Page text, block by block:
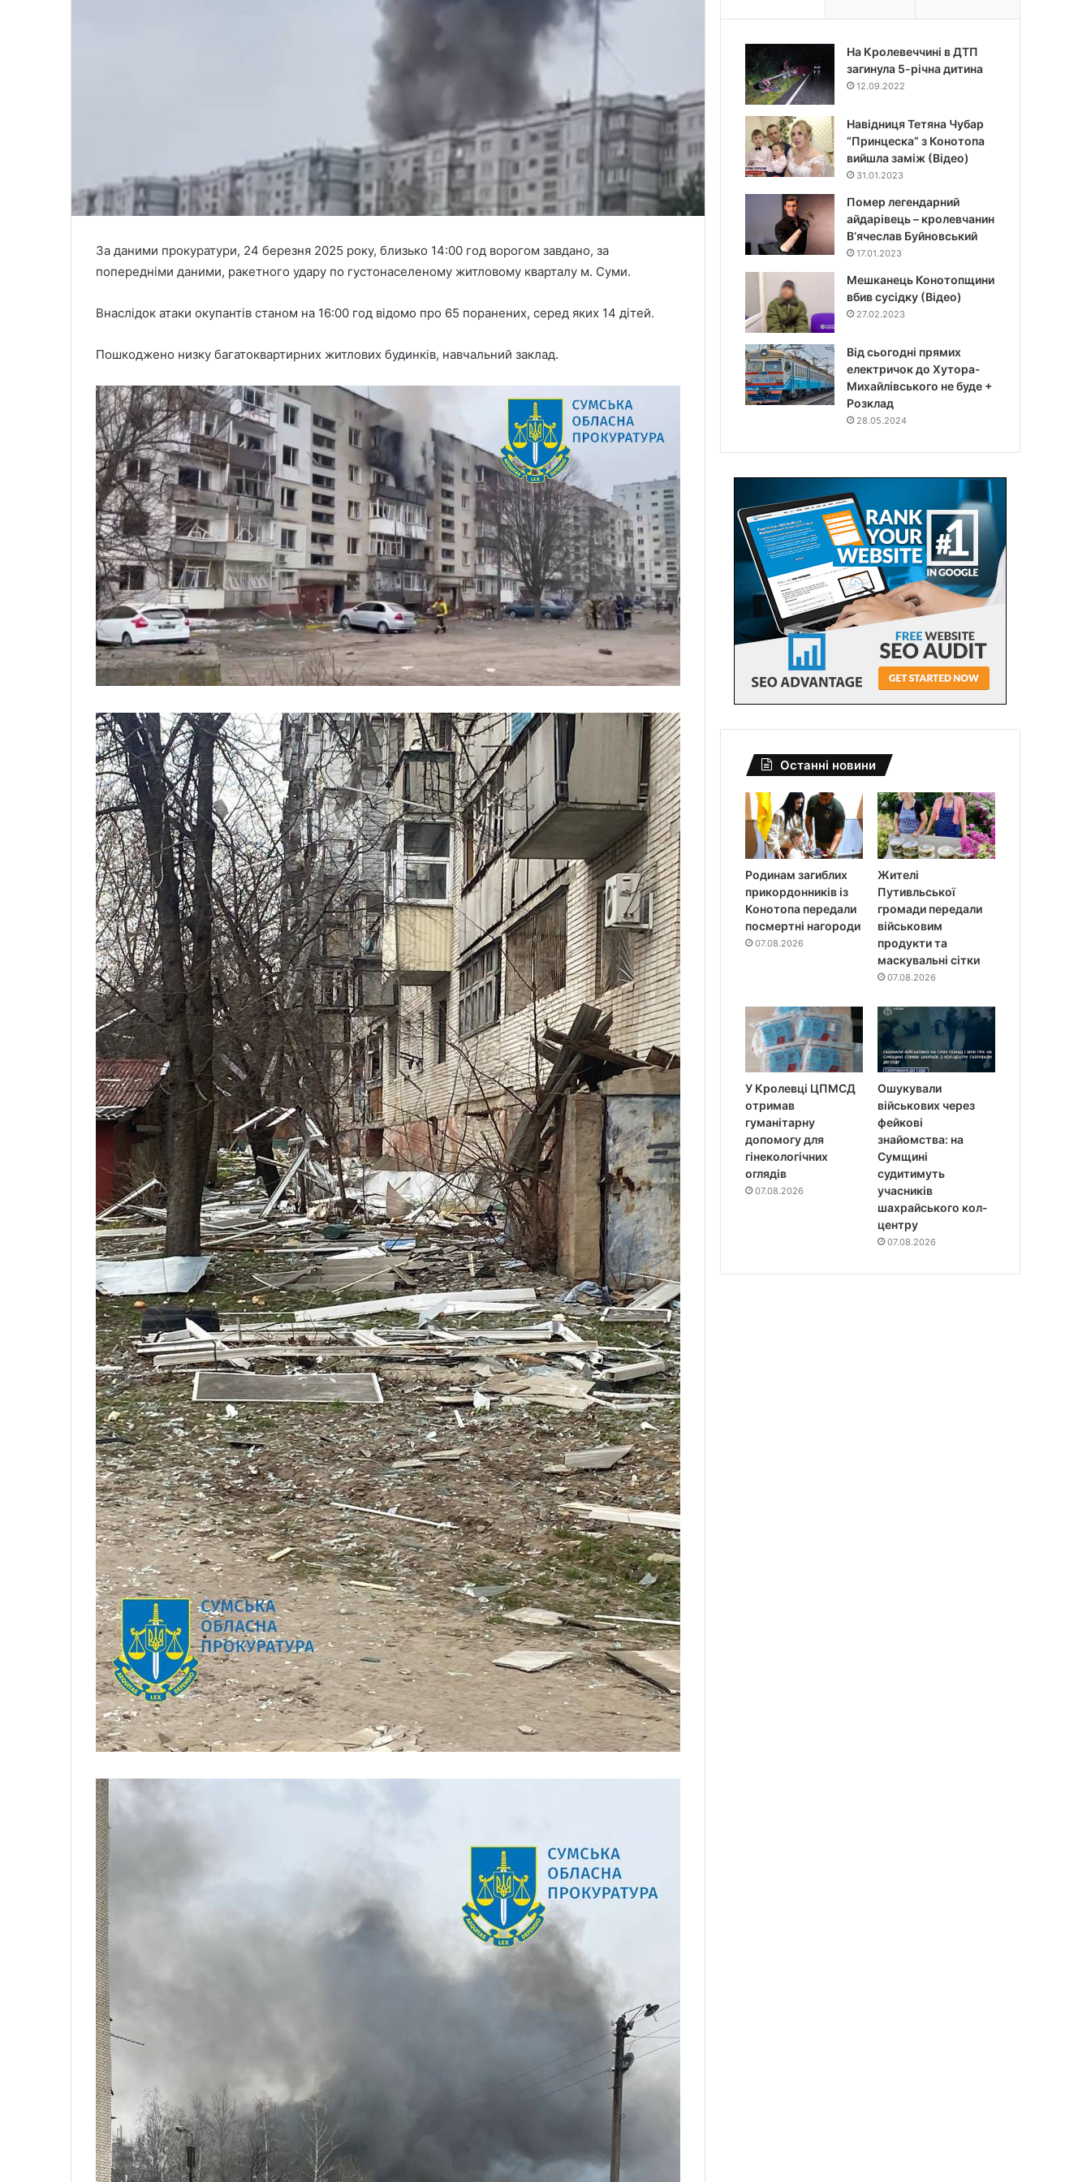
За даними прокуратури, 24 березня 2025 року, близько 14:00 год ворогом завдано, за
попередніми даними, ракетного удару по густонаселеному житловому кварталу м. Суми.
Внаслідок атаки окупантів станом на 16:00 год відомо про 65 поранених, серед яких 14 дітей.
Пошкоджено низку багатоквартирних житлових будинків, навчальний заклад.
На Кролевеччині в ДТП
загинула 5-річна дитина
12.09.2022
Навідниця Тетяна Чубар
“Принцеска” з Конотопа
вийшла заміж (Відео)
31.01.2023
Помер легендарний
айдарівець – кролевчанин
В‘ячеслав Буйновський
17.01.2023
Мешканець Конотопщини
вбив сусідку (Відео)
27.02.2023
Від сьогодні прямих
електричок до Хутора-
Михайлівського не буде +
Розклад
28.05.2024
Останні новини
Родинам загиблих
прикордонників із
Конотопа передали
посмертні нагороди
07.08.2026
Жителі
Путивльської
громади передали
військовим
продукти та
маскувальні сітки
07.08.2026
У Кролевці ЦПМСД
отримав
гуманітарну
допомогу для
гінекологічних
оглядів
07.08.2026
Ошукували
військових через
фейкові
знайомства: на
Сумщині
судитимуть
учасників
шахрайського кол-
центру
07.08.2026